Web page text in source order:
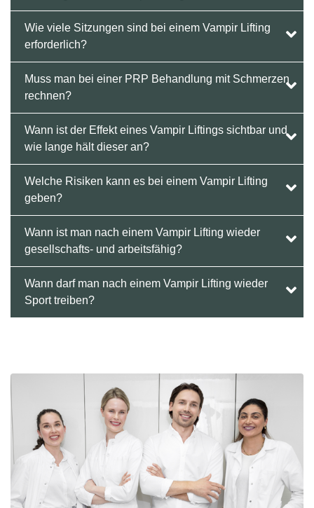
Wie viele Sitzungen sind bei einem Vampir Lifting
erforderlich?
Muss man bei einer PRP Behandlung mit Schmerzen
rechnen?
Wann ist der Effekt eines Vampir Liftings sichtbar und
wie lange hält dieser an?
Welche Risiken kann es bei einem Vampir Lifting
geben?
Wann ist man nach einem Vampir Lifting wieder
gesellschafts- und arbeitsfähig?
Wann darf man nach einem Vampir Lifting wieder
Sport treiben?